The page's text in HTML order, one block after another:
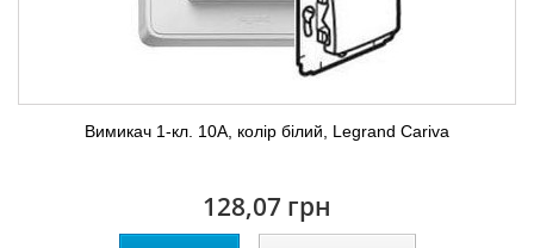
Вимикач 1-кл. 10А, колір білий, Legrand Cariva
128,07 грн